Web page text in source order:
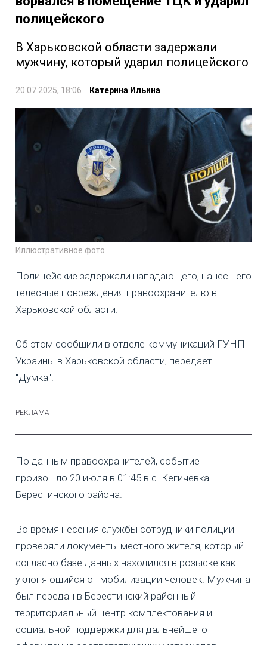
полицейского
В Харьковской области задержали
мужчину, который ударил полицейского
20.07.2025, 18:06 Катерина Ильина
Иллюстративное фото
Полицейские задержали нападающего, нанесшего
телесные повреждения правоохранителю в
Харьковской области.
Об этом сообщили в отделе коммуникаций ГУНП
Украины в Харьковской области, передает
"Думка".
По данным правоохранителей, событие
произошло 20 июля в 01:45 в с. Кегичевка
Берестинского района.
Во время несения службы сотрудники полиции
проверяли документы местного жителя, который
согласно базе данных находился в розыске как
уклоняющийся от мобилизации человек. Мужчина
был передан в Берестинский районный
территориальный центр комплектования и
социальной поддержки для дальнейшего